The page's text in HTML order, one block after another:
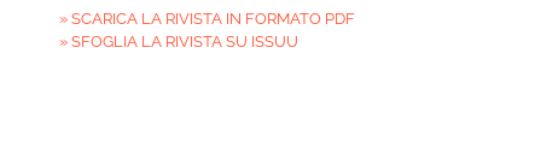
» SCARICA LA RIVISTA IN FORMATO PDF
» SFOGLIA LA RIVISTA SU ISSUU